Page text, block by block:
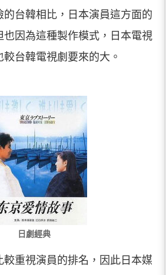
的台韓相比，日本演員這方面的
也因為這種製作模式，日本電視
台韓電視劇要來的大。
日劇經典
較重視演員的排名，因此日本媒